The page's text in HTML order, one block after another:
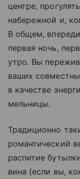
центре,
набережной и,
В общем,
первая ночь,
утро. Вы
ваших
в качестве
мельницы.
Традиционно
романтический
распитие
вина (если вы,